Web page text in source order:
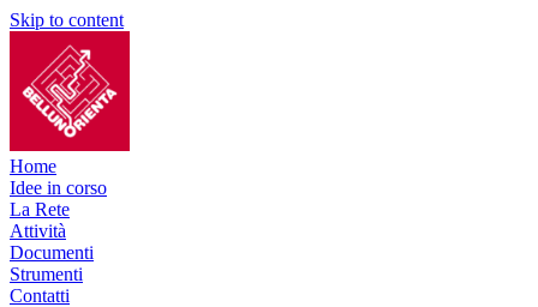
Skip to content
Home
Idee in corso
La Rete
Attività
Documenti
Strumenti
Contatti